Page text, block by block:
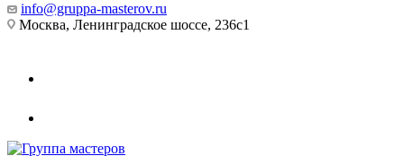
info@gruppa-masterov.ru
Москва, Ленинградское шоссе, 236с1